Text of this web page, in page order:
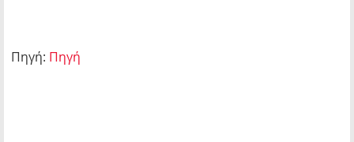
Πηγή: Πηγή